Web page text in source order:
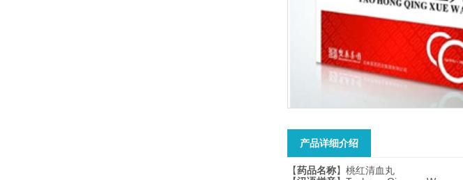
产品详细介绍
【药品名称】桃红清血丸